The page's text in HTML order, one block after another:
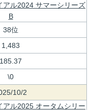
アル2024 サマーシリーズ
B
38位
1,483
185.37
\0
10/2
アル2025 オータムシリー